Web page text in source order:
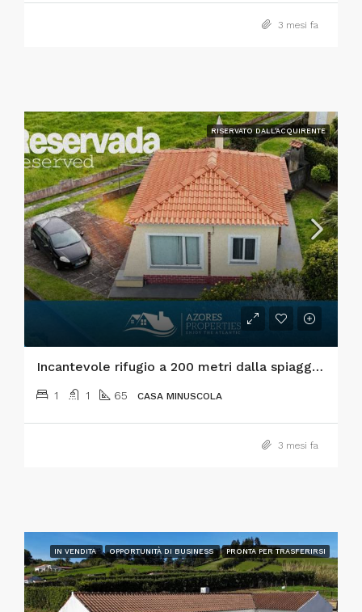
3 mesi fa
RISERVATO DALL'ACQUIRENTE
Incantevole rifugio a 200 metri dalla spiaggia – Praia do Almoxarife, Faial – Dove il mare e il vulcano si incontrano.
1 1 65 CASA MINUSCOLA
3 mesi fa
IN VENDITA OPPORTUNITÀ DI BUSINESS PRONTA PER TRASFERIRSI